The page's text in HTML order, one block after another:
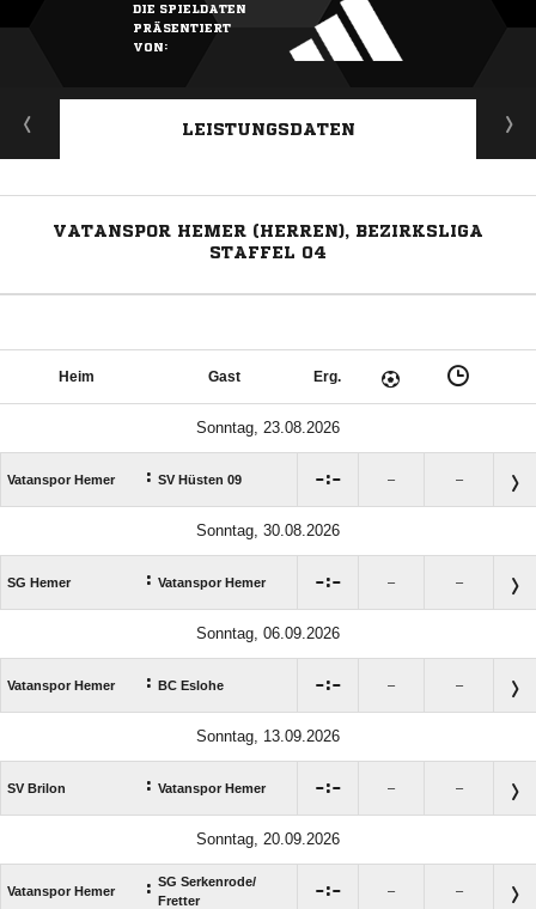
DIE SPIELDATEN
PRÄSENTIERT
VON:
LEISTUNGSDATEN
VATANSPOR HEMER (HERREN), BEZIRKSLIGA
STAFFEL 04
Heim Gast Erg.
Sonntag, 23.08.2026
Vatanspor Hemer : SV Hüsten 09 : – –
Sonntag, 30.08.2026
SG Hemer : Vatanspor Hemer : – –
Sonntag, 06.09.2026
Vatanspor Hemer : BC Eslohe : – –
Sonntag, 13.09.2026
SV Brilon : Vatanspor Hemer : – –
Sonntag, 20.09.2026
Vatanspor Hemer : SG Serkenrode/​
Fretter
: – –